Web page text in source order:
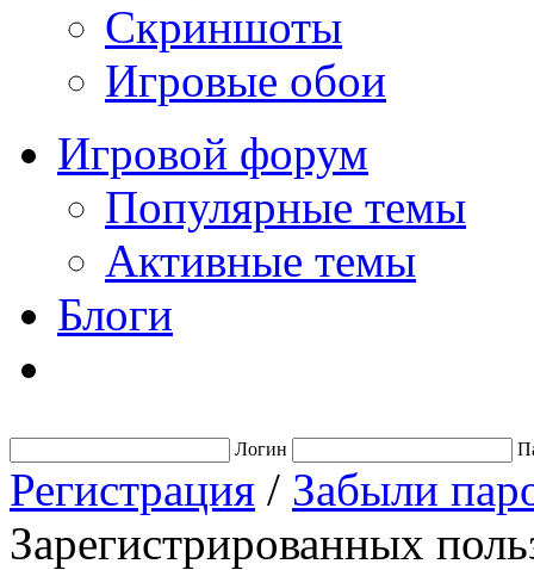
Скриншоты
Игровые обои
Игровой форум
Популярные темы
Активные темы
Блоги
Логин
Регистрация / Забыли
Зарегистрированных